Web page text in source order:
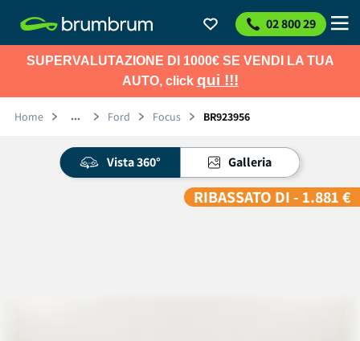
02 800 29
SUPERVALUTAZIONE DI 1000€ SE VENDI LA TUA
AUTO, click qui !!!
Home Ford Focus BR923956
Vista 360° Galleria
RIBASSATO DI - 1.881 €